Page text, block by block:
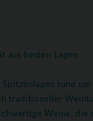
aus besten Lagen
rund
traditioneller
Weine, die